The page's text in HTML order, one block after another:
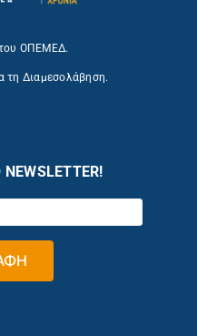
του ΟΠΕΜΕΔ.
τη Διαμεσολάβηση.